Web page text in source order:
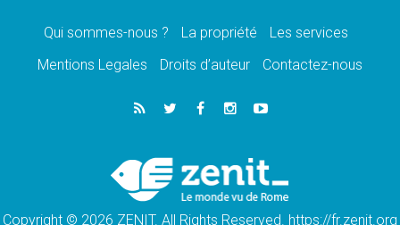
07.08.2026
de l'Assomption et mémoire nationale
«La paix commence par l'empathie» estime
le cardinal Parolin
En Colombie, «la paix ne s'achète pas avec
une signature»
Qui sommes-nous ? La propriété
Les services
Mentions Legales
Droits d’auteur Contactez-nous
Copyright © 2026 ZENIT. All Rights Reserved. https://fr.zenit.org